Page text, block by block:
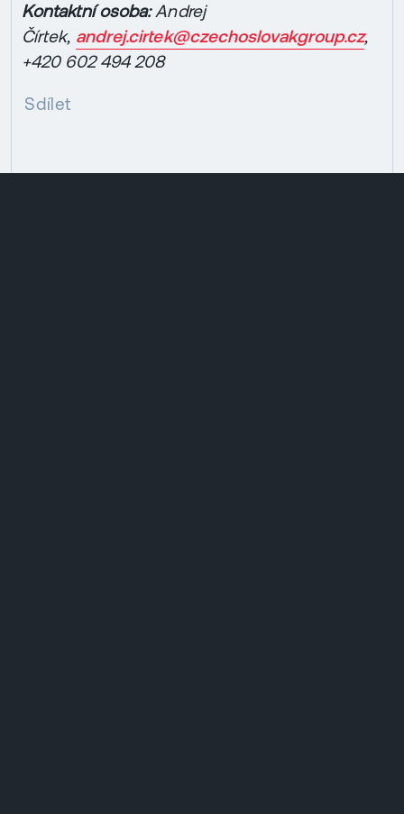
Kontaktní osoba: Andrej
Čírtek, andrej.cirtek@czechoslovakgroup.cz,
+420 602 494 208
Sdílet